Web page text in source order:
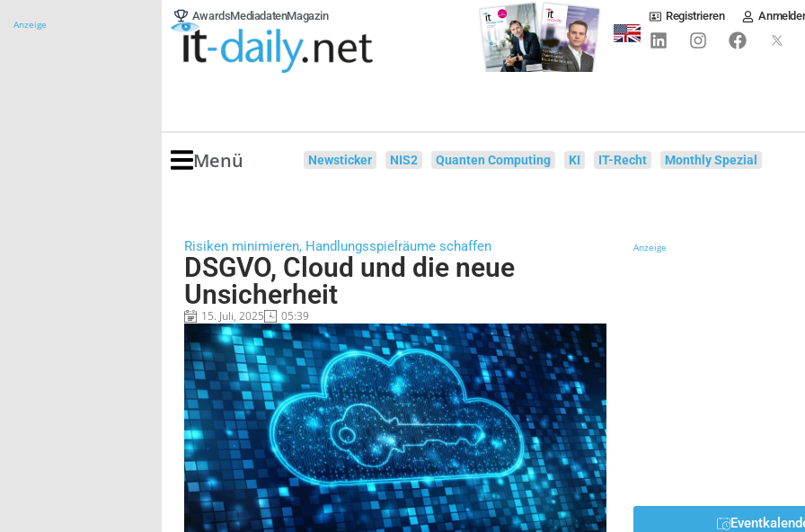
Anzeige
AwardsMediadatenMagazin Registrieren
Menü Newsticker NIS2 Quanten Computing KI IT-Recht Monthly Spezial
Risiken minimieren, Handlungsspielräume schaffen
DSGVO, Cloud und die neue
Unsicherheit
15. Juli, 2025 05:39
Anzeige